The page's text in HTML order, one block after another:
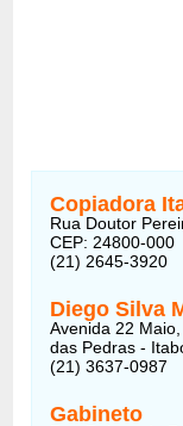
Copiadora
Rua Doutor
CEP: 24800-000
(21) 2645-3920
Diego Silva
Avenida 22
das Pedras -
(21) 3637-0987
Gabineto